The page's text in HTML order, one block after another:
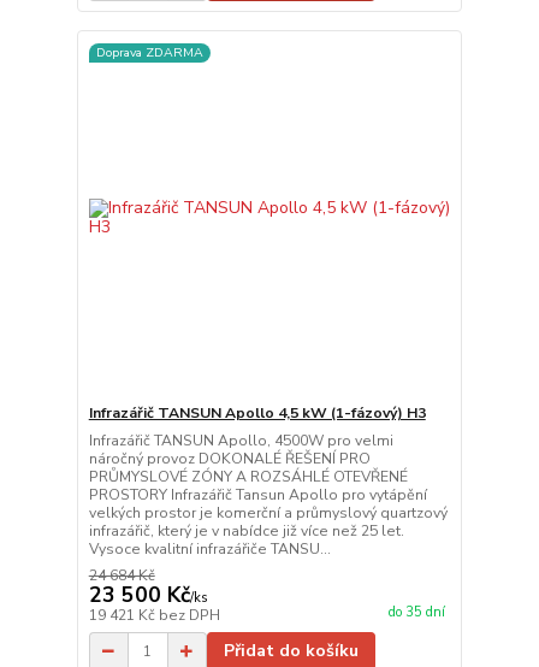
Doprava ZDARMA
Infrazářič TANSUN Apollo 4,5 kW (1-fázový) H3
Infrazářič TANSUN Apollo, 4500W pro velmi
náročný provoz DOKONALÉ ŘEŠENÍ PRO
PRŮMYSLOVÉ ZÓNY A ROZSÁHLÉ OTEVŘENÉ
PROSTORY Infrazářič Tansun Apollo pro vytápění
velkých prostor je komerční a průmyslový quartzový
infrazářič, který je v nabídce již více než 25 let.
Vysoce kvalitní infrazářiče TANSU...
24 684 Kč
23 500 Kč/ks
19 421 Kč bez DPH do 35 dní
Přidat do košíku